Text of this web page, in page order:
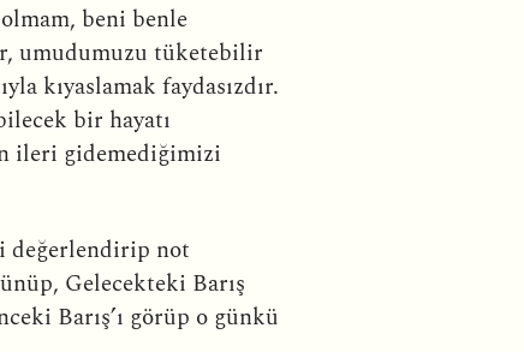
beni benle
umudumuzu tüketebilir
kıyaslamak faydasızdır.
bir hayatı
ileri gidemediğimizi
değerlendirip not
Gelecekteki Barış
Barış’ı görüp o günkü